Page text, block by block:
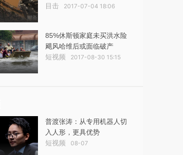
目击 2017-07-04 18:06
85%休斯顿家庭未买洪水险
飓风哈维后或面临破产
短视频 2017-08-30 15:15
普渡张涛：从专用机器人切
入人形，更具优势
短视频 08-07